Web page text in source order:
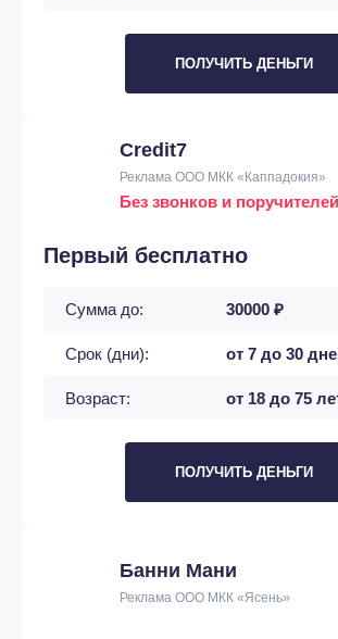
ПОЛУЧИТЬ ДЕНЬГИ
Credit7
Реклама ООО МКК «Каппадокия»
Без звонков и поручителей
Первый бесплатно
Сумма до: 30000 ₽
Срок (дни): от 7 до 30
Возраст: от 18 до 75
ПОЛУЧИТЬ ДЕНЬГИ
Банни Мани
Реклама ООО МКК «Ясень»